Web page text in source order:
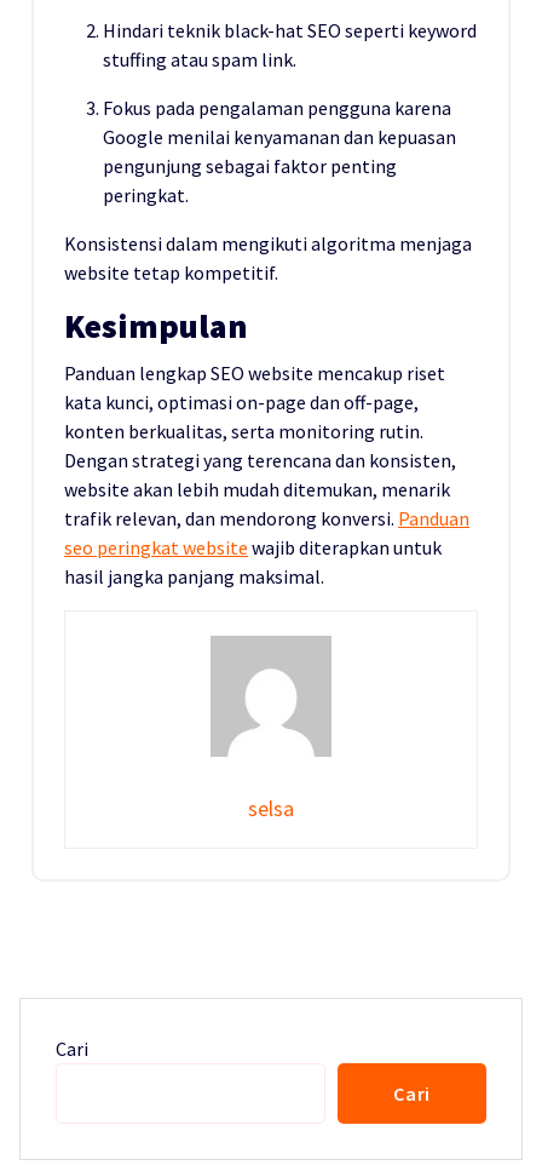
Hindari teknik black-hat SEO seperti keyword
stuffing atau spam link.
Fokus pada pengalaman pengguna karena
Google menilai kenyamanan dan kepuasan
pengunjung sebagai faktor penting
peringkat.
Konsistensi dalam mengikuti algoritma menjaga
website tetap kompetitif.
Kesimpulan
Panduan lengkap SEO website mencakup riset
kata kunci, optimasi on-page dan off-page,
konten berkualitas, serta monitoring rutin.
Dengan strategi yang terencana dan konsisten,
website akan lebih mudah ditemukan, menarik
trafik relevan, dan mendorong konversi. Panduan
seo peringkat website wajib diterapkan untuk
hasil jangka panjang maksimal.
selsa
Cari
Cari